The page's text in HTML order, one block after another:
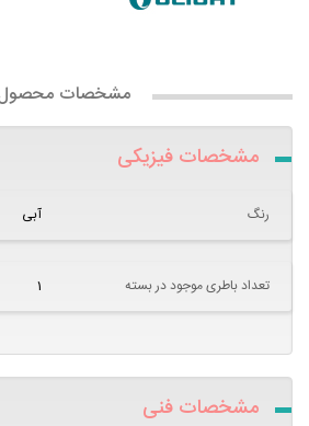
مشخصات
مشخصات فیزیکی
رنگ آبی
تعداد باطری موجود در بسته 1
مشخصات فنی